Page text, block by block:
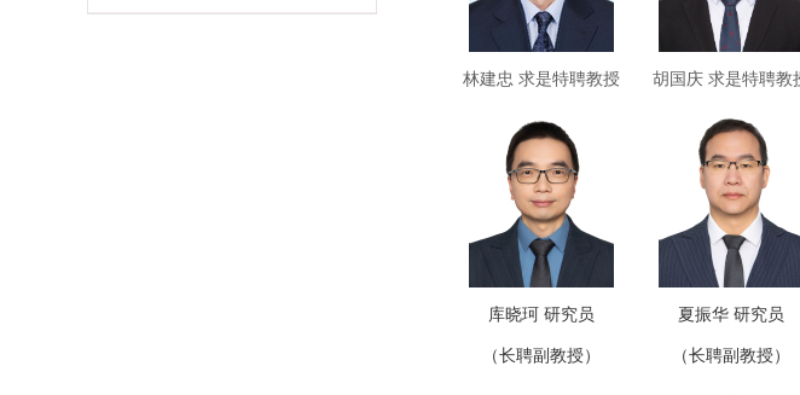
林建忠 求是特聘教授 胡国庆 求是特聘教
库晓珂 研究员
（长聘副教授）
夏振华 研究员
（长聘副教授）